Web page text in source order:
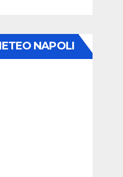
NAPOLI